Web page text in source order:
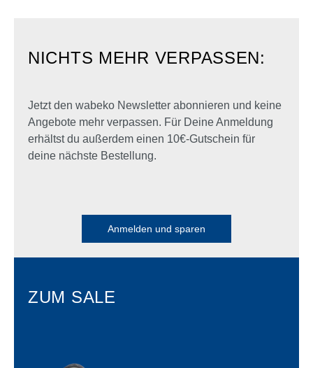
NICHTS MEHR VERPASSEN:
Jetzt den wabeko Newsletter abonnieren und keine
Angebote mehr verpassen. Für Deine Anmeldung
erhältst du außerdem einen 10€-Gutschein für
deine nächste Bestellung.
Anmelden und sparen
ZUM SALE